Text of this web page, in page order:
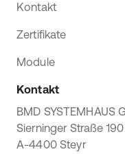
Kontakt
Zertifikate
Module
Kontakt
BMD SYSTEMHAUS
Sierninger Straße 190
A-4400 Steyr